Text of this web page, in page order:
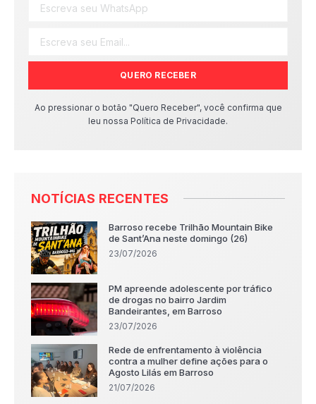
QUERO RECEBER
Ao pressionar o botão "Quero Receber", você confirma que
leu nossa Política de Privacidade.
NOTÍCIAS RECENTES
Barroso recebe Trilhão Mountain Bike
de Sant’Ana neste domingo (26)
23/07/2026
PM apreende adolescente por tráfico
de drogas no bairro Jardim
Bandeirantes, em Barroso
23/07/2026
Rede de enfrentamento à violência
contra a mulher define ações para o
Agosto Lilás em Barroso
21/07/2026